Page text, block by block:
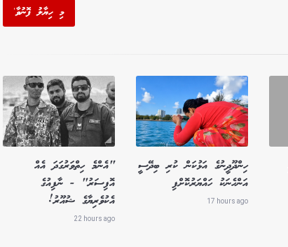
މި ހިޔާލު ފޮނުވާ'
ހިންދޫދީނުގެ އަޅުކަން ކުރި ބިދޭސީ
އަންހެނަކު ހައްޔަރުކޮށްފި
17 hours ago
"އެންމެ ހިތްވަރުގަދަ އެއް
އޮފިސަރު" - ނާފިއުގެ
އެކުވެރިޔާގެ ޝުއޫރު!
22 hours ago